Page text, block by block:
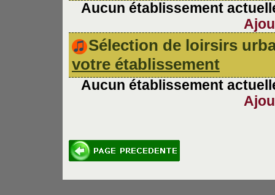
Aucun établissement
Sélection de loirsirs
votre établissement
Aucun établissement